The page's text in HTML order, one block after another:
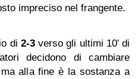
impreciso nel frangente.
di 2-3verso gli ultimi 10′ di
decidono di cambiare
alla fine è la sostanza a